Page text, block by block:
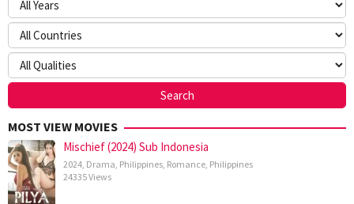
MOST VIEW MOVIES
Mischief (2024) Sub Indonesia
2024 Drama Philippines Romance Philippines
24335 Views